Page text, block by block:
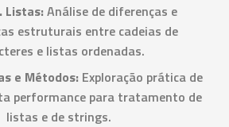
Listas: Análise de diferenças e
estruturais entre cadeias de
e listas ordenadas.
e Métodos: Exploração prática de
performance para tratamento de
listas e de strings.